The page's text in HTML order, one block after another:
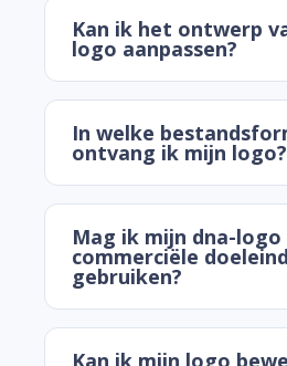
Kan ik het ontwerp
logo aanpassen?
In welke
ontvang ik mijn logo?
Mag ik mijn dna-
commerciële
gebruiken?